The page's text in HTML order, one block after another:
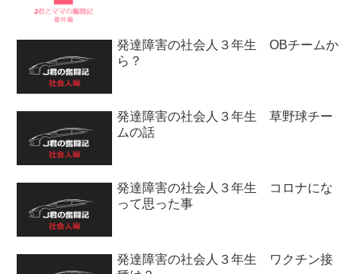
発達障害の社会人３年生 OBチームか
ら？
発達障害の社会人３年生 草野球チー
ムの話
発達障害の社会人３年生 コロナにな
って思った事
発達障害の社会人３年生 ワクチン接